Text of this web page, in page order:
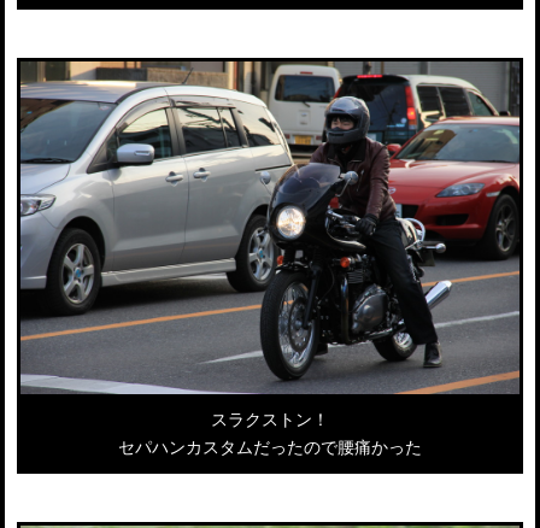
スラクストン！
セパハンカスタムだったので腰痛かった